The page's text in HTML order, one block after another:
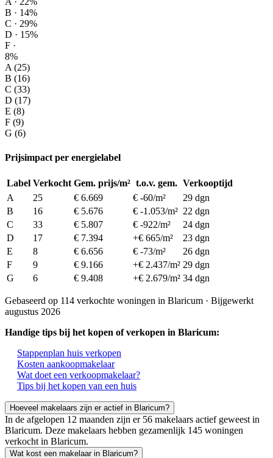
B · 14%
C · 29%
D · 15%
F ·
8%
A (25)
B (16)
C (33)
D (17)
E (8)
F (9)
G (6)
Prijsimpact per energielabel
Label Verkocht Gem. prijs/m² t.o.v. gem. Verkooptijd
A
25 € 6.669 € -60/m²
29 dgn
B
16 € 5.676 € -1.053/m² 22 dgn
C
33 € 5.807 € -922/m²
24 dgn
D
17 € 7.394 +€ 665/m²
23 dgn
E
8 € 6.656 € -73/m²
26 dgn
F
9 € 9.166 +€ 2.437/m² 29 dgn
G
6 € 9.408 +€ 2.679/m² 34 dgn
Gebaseerd op 114 verkochte woningen in Blaricum · Bijgewerkt
augustus 2026
Handige tips bij het kopen of verkopen in Blaricum:
Stappenplan huis verkopen
Kosten aankoopmakelaar
Wat doet een verkoopmakelaar?
Tips bij het kopen van een huis
Hoeveel makelaars zijn er actief in Blaricum?
In de afgelopen 12 maanden zijn er 56 makelaars actief geweest in
Blaricum. Deze makelaars hebben gezamenlijk 145 woningen
verkocht in Blaricum.
Wat kost een makelaar in Blaricum?